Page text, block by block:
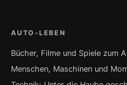
AUTO-LEBEN
Bücher, Filme und Spiele zum
Menschen, Maschinen und